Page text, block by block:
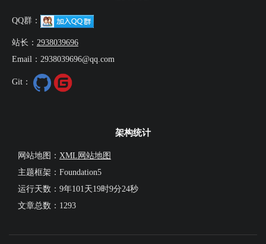
QQ群：
站长： 2938039696
Email：2938039696@qq.com
Git：
架构统计
网站地图： XML网站地图
主题框架：Foundation5
运行天数： 9年101天19时9分25秒
文章总数：1293